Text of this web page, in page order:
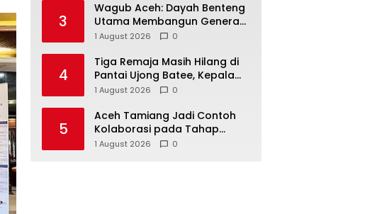
3
Wagub Aceh: Dayah Benteng
Utama Membangun Generasi
Beriman dan Berakhlak
1 August 2026 0
4
Tiga Remaja Masih Hilang di
Pantai Ujong Batee, Kepala
BPBD Aceh Besar: Pencarian
1 August 2026 0
5
Aceh Tamiang Jadi Contoh
Kolaborasi pada Tahap
Rekonstruksi, Revitalisasi
1 August 2026 0